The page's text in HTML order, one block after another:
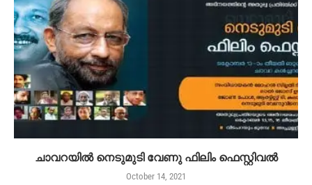
ചാവറയിൽ നെടുമുടി വേണു ഫിലിം ഫെസ്റ്റിവൽ
October 14, 2021